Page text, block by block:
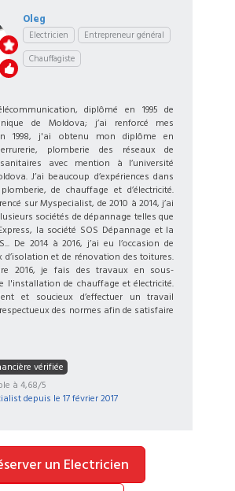
Oleg
Electricien
Entrepreneur général
Chauffagiste
diplômé en 1995 de
de Moldova; j’ai renforcé mes
1998, j'ai obtenu mon diplôme en
plomberie des réseaux de
avec mention à l’université
J’ai beaucoup d’expériences dans
de chauffage et d’électricité.
sur Myspecialist, de 2010 à 2014, j’ai
sociétés de dépannage telles que
la société SOS Dépannage et la
De 2014 à 2016, j’ai eu l’occasion de
d’isolation et de rénovation des toitures.
2016, je fais des travaux en sous-
l'installation de chauffage et électricité.
et soucieux d’effectuer un travail
des normes afin de satisfaire
vérifiée
à 4,68/5
depuis le 17 février 2017
un Electricien